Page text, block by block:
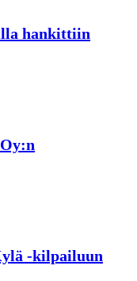
hankittiin
-kilpailuun